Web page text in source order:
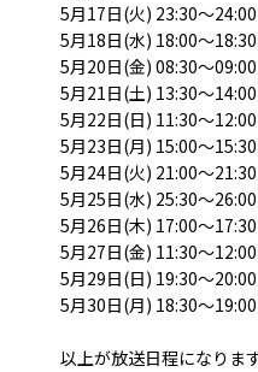
5月17日(火) 23:30～24:00
5月18日(水) 18:00～18:30
5月20日(金) 08:30～09:00
5月21日(土) 13:30～14:00
5月22日(日) 11:30～12:00
5月23日(月) 15:00～15:30
5月24日(火) 21:00～21:30
5月25日(水) 25:30～26:00
5月26日(木) 17:00～17:30
5月27日(金) 11:30～12:00
5月29日(日) 19:30～20:00
5月30日(月) 18:30～19:00
以上が放送日程になりま